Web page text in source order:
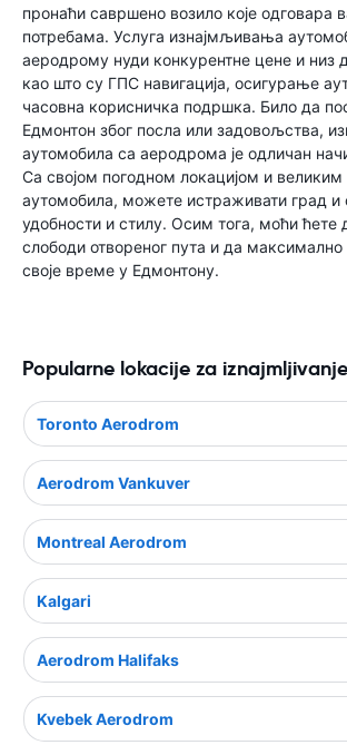
пронаћи савршено возило које одговара
потребама. Услуга изнајмљивања
аеродрому нуди конкурентне цене и низ
као што су ГПС навигација, осигурање
часовна корисничка подршка. Било да
Едмонтон због посла или задовољства,
аутомобила са аеродрома је одличан
Са својом погодном локацијом и
аутомобила, можете истраживати град и
удобности и стилу. Осим тога, моћи ћете
слободи отвореног пута и да максимално
своје време у Едмонтону.
Popularne lokacije za
Toronto Aerodrom
Aerodrom Vankuver
Montreal Aerodrom
Kalgari
Aerodrom Halifaks
Kvebek Aerodrom